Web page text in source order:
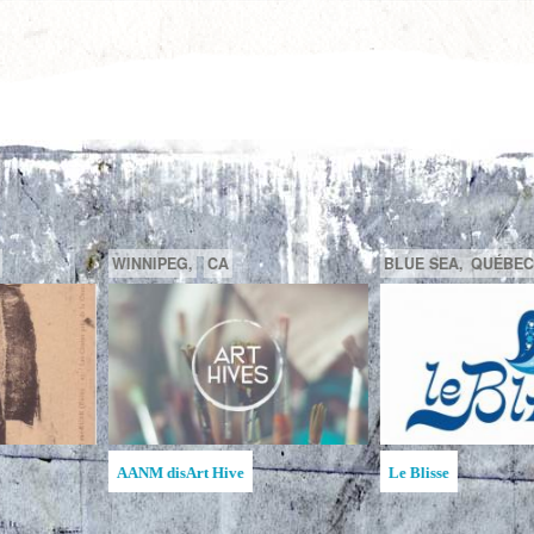
MAATA
GATINEAU, QUÉBEC, CA
Ruche d'Art de l'Étincelle
SAGUENAY,
Ruches d'Art
Jean